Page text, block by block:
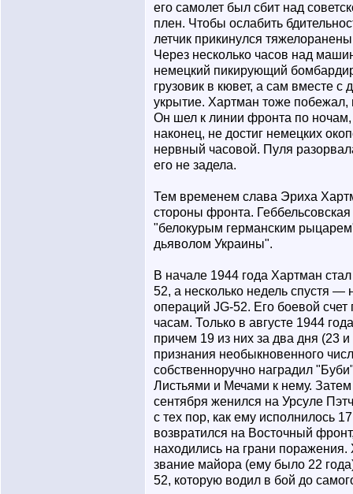
его самолет был сбит над
плен. Чтобы ослабить
летчик прикинулся
Через несколько часов над
немецкий пикирующий
грузовик в кювет, а сам вместе
укрытие. Хартман тоже побежал,
Он шел к линии фронта по
наконец, не достиг немецких
нервный часовой. Пуля
его не задела.
Тем временем слава Эриха
стороны фронта.
"белокурым германским
дьяволом Украины".
В начале 1944 года Хартман
52, а несколько недель спустя —
операций JG-52. Его боевой
часам. Только в августе 1944
причем 19 из них за два дня (23 и
признания необыкновенного
собственноручно наградил
Листьями и Мечами к нему.
сентября женился на Урсуле
с тех пор, как ему исполнилось
возвратился на Восточный
находились на грани
звание майора (ему было 22
52, которую водил в бой до